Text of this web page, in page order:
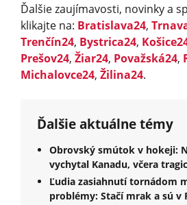
Ďalšie zaujímavosti, novinky a
klikajte na: Bratislava24,
Trenčín24, Bystrica24,
Prešov24, Žiar24, Považská24,
Michalovce24, Žilina24.
Ďalšie aktuálne témy
Obrovský smútok v hokeji:
vychytal Kanadu, včera
Ľudia zasiahnutí tornádom
problémy: Stačí mrak a sú v